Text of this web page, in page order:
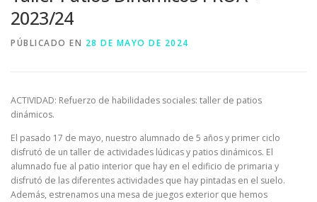
2023/24
PÚBLICADO EN 28 DE MAYO DE 2024
ACTIVIDAD: Refuerzo de habilidades sociales: taller de patios
dinámicos.
El pasado 17 de mayo, nuestro alumnado de 5 años y primer ciclo
disfrutó de un taller de actividades lúdicas y patios dinámicos. El
alumnado fue al patio interior que hay en el edificio de primaria y
disfrutó de las diferentes actividades que hay pintadas en el suelo.
Además, estrenamos una mesa de juegos exterior que hemos